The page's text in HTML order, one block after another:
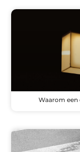
Waarom een